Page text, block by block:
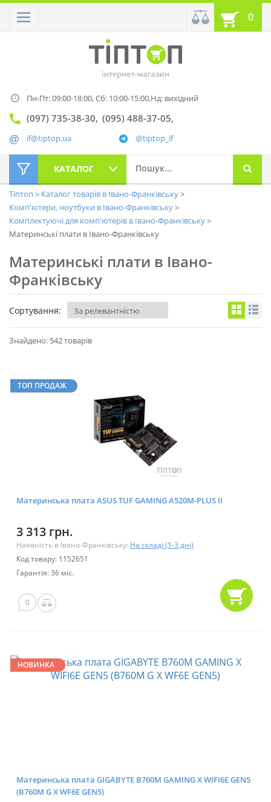
0
Пн-Пт: 09:00-18:00,Сб: 10:00-15:00,Нд: вихідний
(097) 735-38-30 (095) 488-37-05
@tiptop_if
if@tiptop.ua
КАТАЛОГ
Тіптоп
Каталог товарів в Івано-Франківську
Комп'ютери, ноутбуки в Івано-Франківську
Комплектуючі для комп'ютерів в Івано-Франківську
Материнські плати в Івано-Франківську
Материнські плати в Івано-
Франківську
Сортування:
Знайдено: 542 товарів
ТОП ПРОДАЖ
Материнська плата ASUS TUF GAMING A520M-PLUS II
3 313 грн.
Наявність в Івано-Франківську: На складі (1-3 дні)
Код товару: 1152651
Гарантія: 36 міс.
0
НОВИНКА
Материнська плата GIGABYTE B760M GAMING X WIFI6E GEN5
(B760M G X WF6E GEN5)